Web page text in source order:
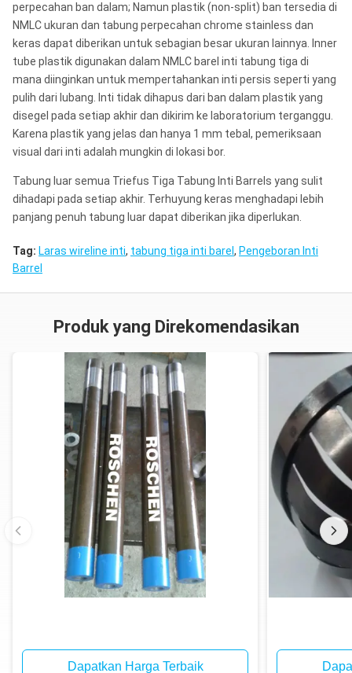
5 'x 4 C 138.89mm 101.60mm
7'x 5 C 196.04mm 146.05mm 196.85mm
10'x 8 C 259.10mm 202.70mm 260.35mm
perpecahan ban dalam; Namun plastik (non-split) ban tersedia di
NMLC ukuran dan tabung perpecahan chrome stainless dan
keras dapat diberikan untuk sebagian besar ukuran lainnya. Inner
tube plastik digunakan dalam NMLC barel inti tabung tiga di
mana diinginkan untuk mempertahankan inti persis seperti yang
pulih dari lubang. Inti tidak dihapus dari ban dalam plastik yang
disegel pada setiap akhir dan dikirim ke laboratorium terganggu.
Karena plastik yang jelas dan hanya 1 mm tebal, pemeriksaan
visual dari inti adalah mungkin di lokasi bor.
Tabung luar semua Triefus Tiga Tabung Inti Barrels yang sulit
dihadapi pada setiap akhir. Terhuyung keras menghadapi lebih
panjang penuh tabung luar dapat diberikan jika diperlukan.
Tag: Laras wireline inti, tabung tiga inti barel , Pengeboran Inti
Barrel
Produk yang Direkomendasikan
Dapatkan Harga Terbaik